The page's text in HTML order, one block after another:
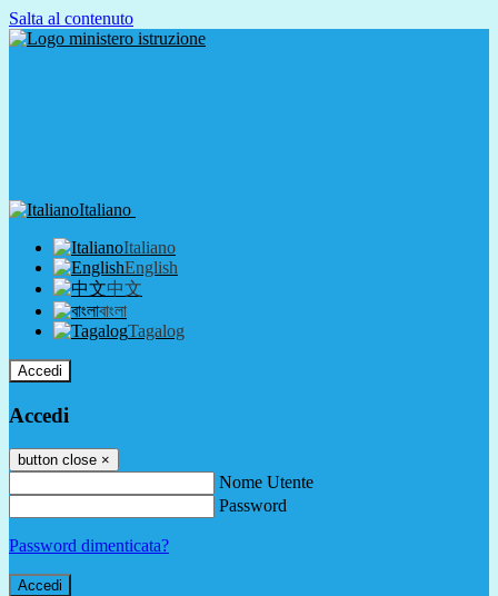
Salta al contenuto
Italiano
Italiano
English
中文
বাংলা
Tagalog
Accedi
Accedi
button close ×
Nome Utente
Password
Password dimenticata?